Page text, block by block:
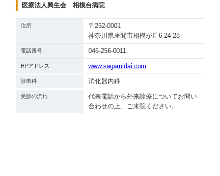
医療法人興生会 相模台病院
住所
〒252-0001
神奈川県座間市相模が丘6-24-28
電話番号 046-256-0011
HPアドレス www.sagamidai.com
診療科 消化器内科
受診の流れ
代表電話から外来診療についてお問い
合わせの上、ご来院ください。